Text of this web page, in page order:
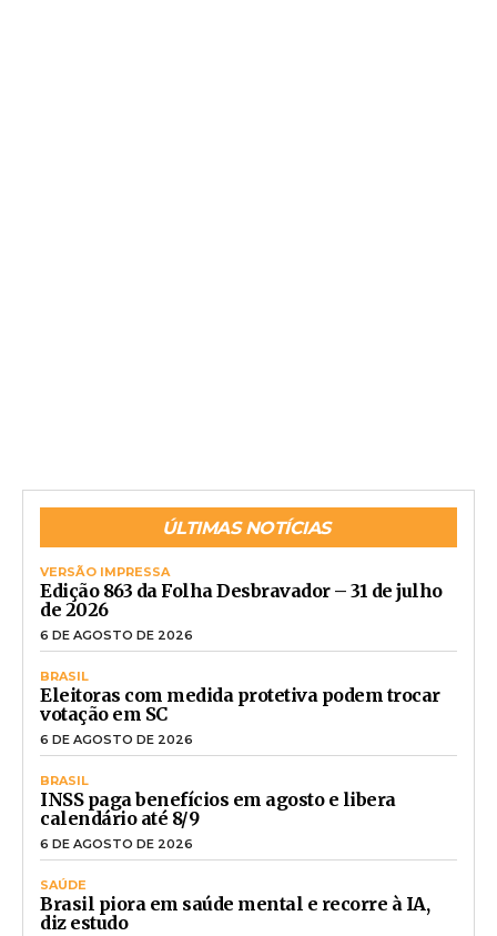
ÚLTIMAS NOTÍCIAS
VERSÃO IMPRESSA
Edição 863 da Folha Desbravador – 31 de julho
de 2026
6 DE AGOSTO DE 2026
BRASIL
Eleitoras com medida protetiva podem trocar
votação em SC
6 DE AGOSTO DE 2026
BRASIL
INSS paga benefícios em agosto e libera
calendário até 8/9
6 DE AGOSTO DE 2026
SAÚDE
Brasil piora em saúde mental e recorre à IA,
diz estudo